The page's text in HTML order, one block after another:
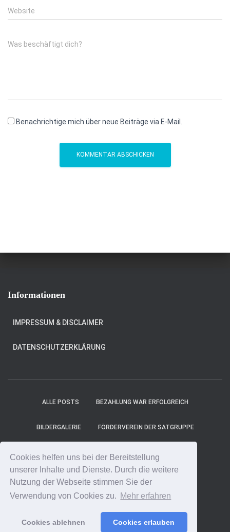
Cookies helfen uns bei der Bereitstellung
unserer Inhalte und Dienste. Durch die weitere
Nutzung der Webseite stimmen Sie der
Verwendung von Cookies zu. Mehr erfahren
Cookies ablehnen Cookies erlauben
Website
Was beschäftigt dich?
Benachrichtige mich über neue Beiträge via E-Mail.
Informationen
IMPRESSUM & DISCLAIMER
DATENSCHUTZERKLÄRUNG
ALLE POSTS BEZAHLUNG WAR ERFOLGREICH
BILDERGALERIE FÖRDERVEREIN DER SATGRUPPE
MITGLIEDER PROJEKT-TICKER
SPENDE ONLINE SPENDE UNS EINEN KAFFEE!
Hestia | Entwickelt vonThemeIsle